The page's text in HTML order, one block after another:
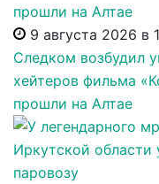
9 августа 2026 в
Следком возбудил
хейтеров фильма
прошли на Алтае